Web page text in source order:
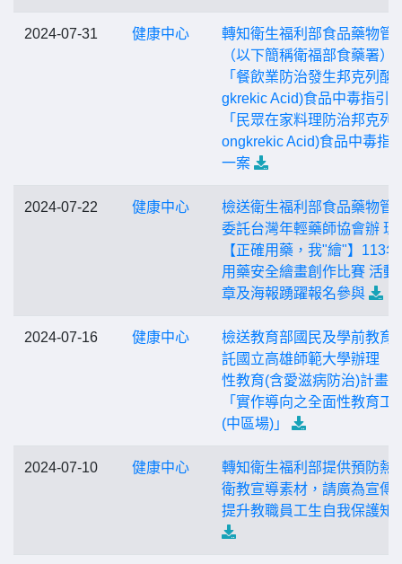
2024-07-31 健康中心
轉知衛生福利部食品藥物管
（以下簡稱衛福部食藥署）
「餐飲業防治發生邦克列酸
gkrekic Acid)食品中毒指引
「民眾在家料理防治邦克列
ongkrekic Acid)食品中毒指
一案
2024-07-22 健康中心
檢送衛生福利部食品藥物管
委託台灣年輕藥師協會辦 理
【正確用藥，我"繪"】113
用藥安全繪畫創作比賽 活動
章及海報踴躍報名參與
2024-07-16 健康中心
檢送教育部國民及學前教育
託國立高雄師範大學辦理「
性教育(含愛滋病防治)計畫
「實作導向之全面性教育工
(中區場)」
2024-07-10 健康中心
轉知衛生福利部提供預防熱
衛教宣導素材，請廣為宣傳
提升教職員工生自我保護知